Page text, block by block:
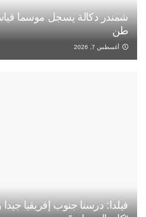
طن
أغسطس 7, 2026
فيلدا: درسنا جنوب إفريقيا